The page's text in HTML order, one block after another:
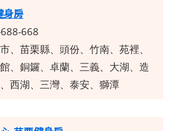
身房
668
、苗栗縣、頭份、竹南、苑裡、
、銅鑼、卓蘭、三義、大湖、造
西湖、三灣、泰安、獅潭